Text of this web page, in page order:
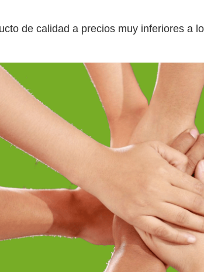
de calidad a precios muy inferiores a